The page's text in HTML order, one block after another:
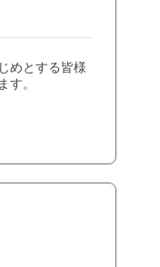
めとする皆様
す。